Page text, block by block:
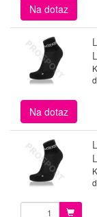
Na dotaz
Na dotaz